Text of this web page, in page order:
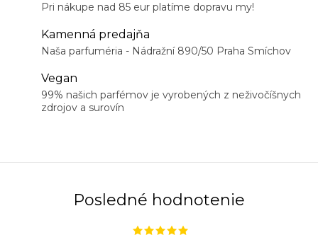
Pri nákupe nad 85 eur platíme dopravu my!
Kamenná predajňa
Naša parfuméria - Nádražní 890/50 Praha Smíchov
Vegan
99% našich parfémov je vyrobených z neživočíšnych
zdrojov a surovín
Posledné hodnotenie